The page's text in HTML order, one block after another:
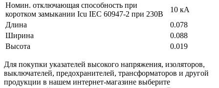
Номин. отключающая способность при
коротком замыкании Icu IEC 60947-2 при 230В
10 кА
Длина
0.078
Ширина
0.088
Высота
0.019
Для покупки указателей высокого напряжения, изоляторов,
выключателей, предохранителей, трансформаторов и другой
продукции в нашем интернет-магазине выберите